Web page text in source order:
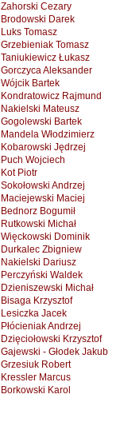
Zahorski Cezary
Brodowski Darek
Luks Tomasz
Grzebieniak Tomasz
Taniukiewicz Łukasz
Gorczyca Aleksander
Wójcik Bartek
Kondratowicz Rajmund
Nakielski Mateusz
Gogolewski Bartek
Mandela Włodzimierz
Kobarowski Jędrzej
Puch Wojciech
Kot Piotr
Sokołowski Andrzej
Maciejewski Maciej
Bednorz Bogumił
Rutkowski Michał
Więckowski Dominik
Durkalec Zbigniew
Nakielski Dariusz
Perczyński Waldek
Dzieniszewski Michał
Bisaga Krzysztof
Lesiczka Jacek
Płócieniak Andrzej
Dzięciołowski Krzysztof
Gajewski - Głodek Jakub
Grzesiuk Robert
Kressler Marcus
Borkowski Karol